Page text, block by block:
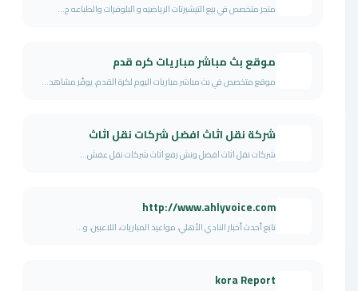
متجر متخصص في بيع التيشيرتات الرياضيه و البلوفرات والطباعه ح...
موقع بث مباشر مباريات كره قدم
موقع متخصص في بث مباشر مباريات اليوم لكرة القدم، يوفّر مشاهد...
شركة نقل اثاث افضل شركات نقل اثاث
شركات نقل اثاث افضل ونش رفع اثاث شركات نقل عفش...
http://www.ahlyvoice.com
تابع أحدث أخبار النادي الأهلي، مواعيد المباريات، اللاعبين، و...
kora Report